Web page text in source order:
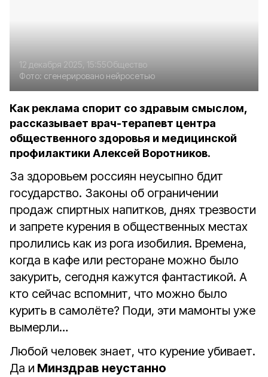
12 декабря 2025, 15:55Общество
Фото: сгенерировано нейросетью
Как реклама спорит со здравым смыслом,
рассказывает врач-терапевт центра
общественного здоровья и медицинской
профилактики Алексей Воротников.
За здоровьем россиян неусыпно бдит
государство. Законы об ограничении
продаж спиртных напитков, днях трезвости
и запрете курения в общественных местах
пролились как из рога изобилия. Времена,
когда в кафе или ресторане можно было
закурить, сегодня кажутся фантастикой. А
кто сейчас вспомнит, что можно было
курить в самолёте? Поди, эти мамонты уже
вымерли…
Любой человек знает, что курение убивает.
Да и Минздрав неустанно